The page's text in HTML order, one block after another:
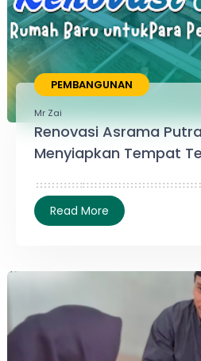
PEMBANGUNAN
Mr Zai
Renovasi Asrama
Menyiapkan Tempat